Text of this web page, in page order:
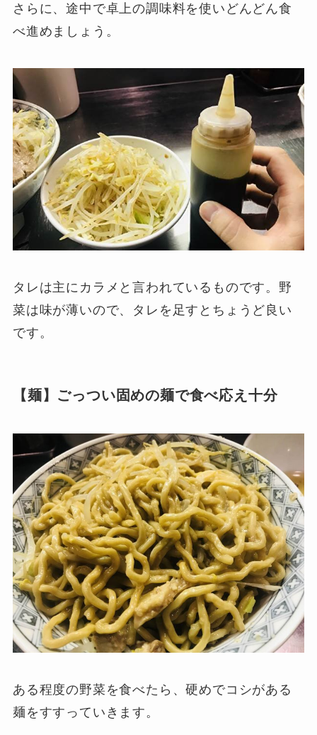
さらに、途中で卓上の調味料を使いどんどん食
べ進めましょう。
タレは主にカラメと言われているものです。野
菜は味が薄いので、タレを足すとちょうど良い
です。
【麺】ごっつい固めの麺で食べ応え十分
ある程度の野菜を食べたら、硬めでコシがある
麺をすすっていきます。